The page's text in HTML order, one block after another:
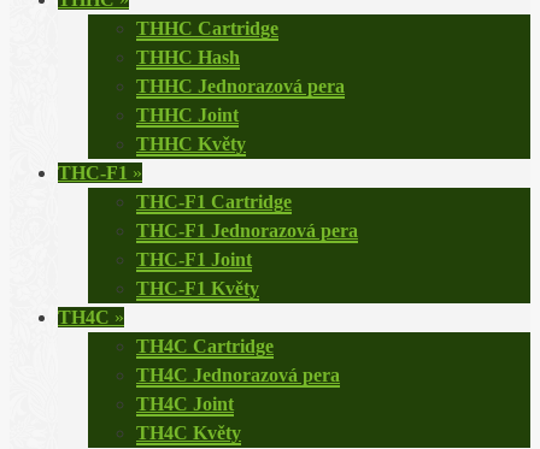
THHC Cartridge
THHC Hash
THHC Jednorazová pera
THHC Joint
THHC Květy
THC-F1 »
THC-F1 Cartridge
THC-F1 Jednorazová pera
THC-F1 Joint
THC-F1 Květy
TH4C »
TH4C Cartridge
TH4C Jednorazová pera
TH4C Joint
TH4C Květy